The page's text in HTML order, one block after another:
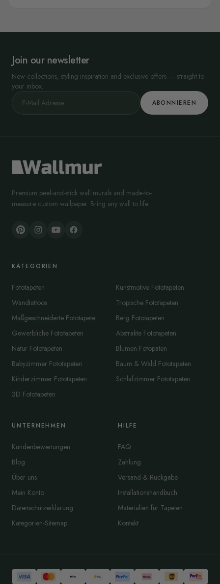
Join our newsletter
New collections, styling inspiration and exclusive offers — straight to
your inbox.
ABONNIEREN
Premium peel-and-stick wall murals and made-to-
measure custom wallpaper. Bring any wall to life.
KATEGORIEN
Fototapeten
Wandtattoos
Maßgeschneiderte Fototapete
Gewerbliche Fototapeten
Natur Fototapeten
Babyzimmer Fototapeten
Kinderzimmer Fototapeten
3D Fototapeten
Kunstmotive Fototapeten
Tropische Fototapeten
Berg Fototapeten
Abstrakte Fototapeten
Blumen Fotopaten
Baum & Wald Fototapeten
Schlafzimmer Fototapeten
UNTERNEHMEN
Kundenbewertungen
Blog
Über uns
Mein Konto
Datenschutzerklärung
Kategorien-Sitemap
HILFE
FAQ
Zahlung
Versand & Rückgabe
Installationshandbuch
Materialien für Tapeten
Kontakt